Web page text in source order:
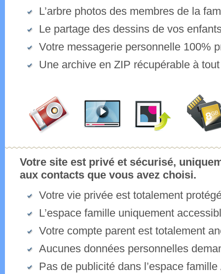
L’arbre photos des membres de la
Le partage des dessins de vos
Votre messagerie personnelle 100%
Une archive en ZIP récupérable à
Votre site est privé et sécurisé,
aux contacts que vous avez choisi.
Votre vie privée est totalement
L’espace famille uniquement
Votre compte parent est totalement
Aucunes données personnelles
Pas de publicité dans l’espace